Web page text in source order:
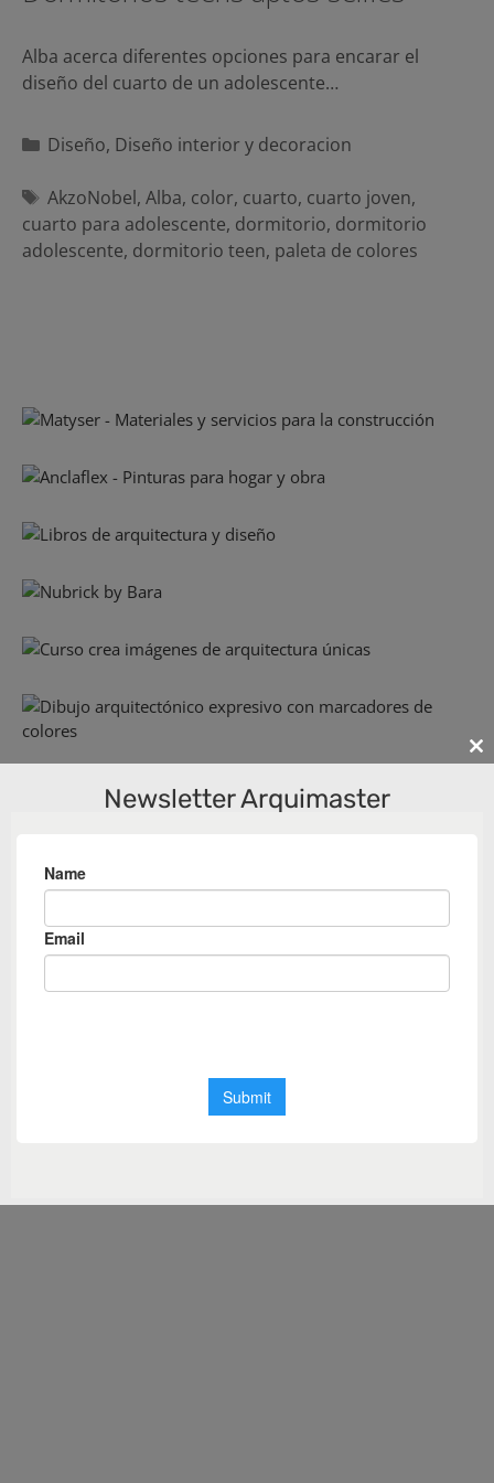
Alba acerca diferentes opciones para encarar el
diseño del cuarto de un adolescente…
Categorías
Diseño, Diseño interior y decoracion
Etiquetas
AkzoNobel, Alba, color, cuarto, cuarto joven,
cuarto para adolescente, dormitorio, dormitorio
adolescente, dormitorio teen, paleta de colores
Newsletter Arquimaster